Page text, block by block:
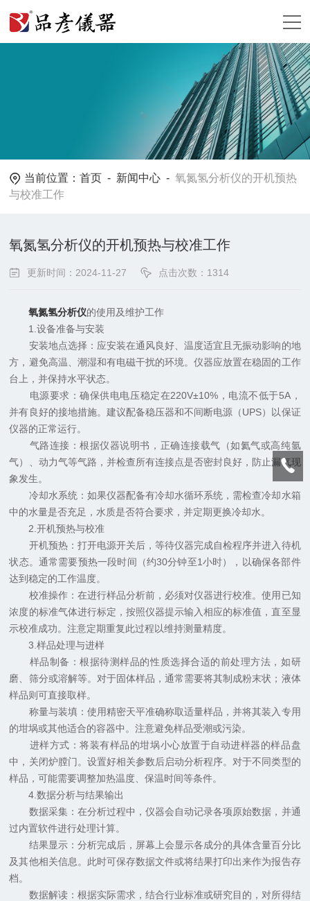
当前位置：首页 - 新闻中心 -氧氮氢分析仪的开机预热
与校准工作
氧氮氢分析仪的开机预热与校准工作
更新时间：2024-11-27 点击次数：1314
氧氮氢分析仪的使用及维护工作
1.设备准备与安装
安装地点选择：应安装在通风良好、温度适宜且无振动影响的地
方，避免高温、潮湿和有电磁干扰的环境。仪器应放置在稳固的工作
台上，并保持水平状态。
电源要求：确保供电电压稳定在220V±10%，电流不低于5A，
并有良好的接地措施。建议配备稳压器和不间断电源（UPS）以保证
仪器的正常运行。
气路连接：根据仪器说明书，正确连接载气（如氦气或高纯氩
气）、动力气等气路，并检查所有连接点是否密封良好，防止漏气现
象发生。
冷却水系统：如果仪器配备有冷却水循环系统，需检查冷却水箱
中的水量是否充足，水质是否符合要求，并定期更换冷却水。
2.开机预热与校准
开机预热：打开电源开关后，等待仪器完成自检程序并进入待机
状态。通常需要预热一段时间（约30分钟至1小时），以确保各部件
达到稳定的工作温度。
校准操作：在进行样品分析前，必须对仪器进行校准。使用已知
浓度的标准气体进行标定，按照仪器提示输入相应的标准值，直至显
示校准成功。注意定期重复此过程以维持测量精度。
3.样品处理与进样
样品制备：根据待测样品的性质选择合适的前处理方法，如研
磨、筛分或溶解等。对于固体样品，通常需要将其制成粉末状；液体
样品则可直接取样。
称量与装填：使用精密天平准确称取适量样品，并将其装入专用
的坩埚或其他适合的容器中。注意避免样品受潮或污染。
进样方式：将装有样品的坩埚小心放置于自动进样器的样品盘
中，关闭炉膛门。设置好相关参数后启动分析程序。对于不同类型的
样品，可能需要调整加热温度、保温时间等条件。
4.数据分析与结果输出
数据采集：在分析过程中，仪器会自动记录各项原始数据，并通
过内置软件进行处理计算。
结果显示：分析完成后，屏幕上会显示各成分的具体含量百分比
及其他相关信息。此时可保存数据文件或将结果打印出来作为报告存
档。
数据解读：根据实际需求，结合行业标准或研究目的，对所得结